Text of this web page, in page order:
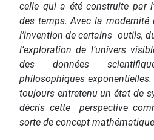
celle qui a été construite par
des temps. Avec la modernité
l’invention de certains outils,
l’exploration de l’univers
des données
philosophiques exponentielles.
toujours entretenu un état de
décris cette perspective
sorte de concept